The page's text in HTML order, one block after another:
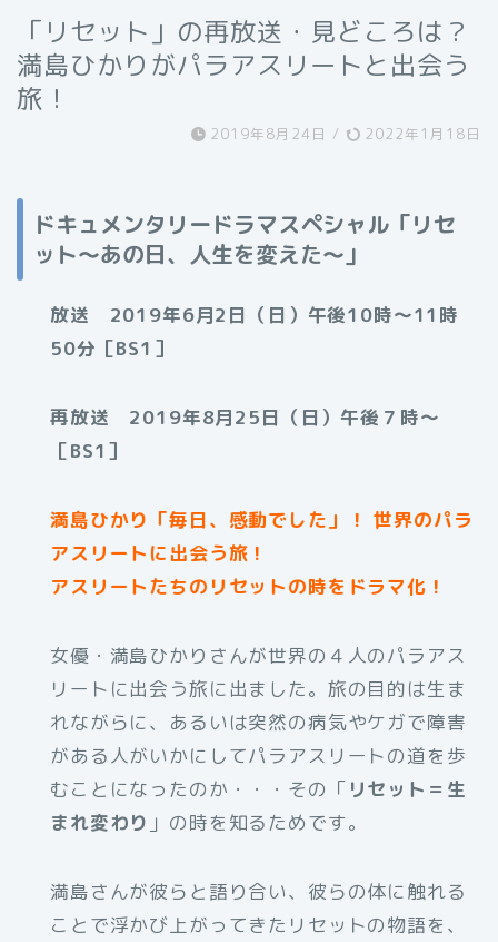
「リセット」の再放送・見どころは？
満島ひかりがパラアスリートと出会う
旅！
2019年8月24日 / 2022年1月18日
ドキュメンタリードラマスペシャル「リセ
ット～あの日、人生を変えた～」
放送 2019年6月2日（日）午後10時～11時
50分［BS1］
再放送 2019年8月25日（日）午後７時〜
［BS1］
満島ひかり「毎日、感動でした」！ 世界のパラ
アスリートに出会う旅！
アスリートたちのリセットの時をドラマ化！
女優・満島ひかりさんが世界の４人のパラアス
リートに出会う旅に出ました。旅の目的は生ま
れながらに、あるいは突然の病気やケガで障害
がある人がいかにしてパラアスリートの道を歩
むことになったのか・・・その「 リセット＝生
まれ変わり 」の時を知るためです。
満島さんが彼らと語り合い、彼らの体に触れる
ことで浮かび上がってきたリセットの物語を、